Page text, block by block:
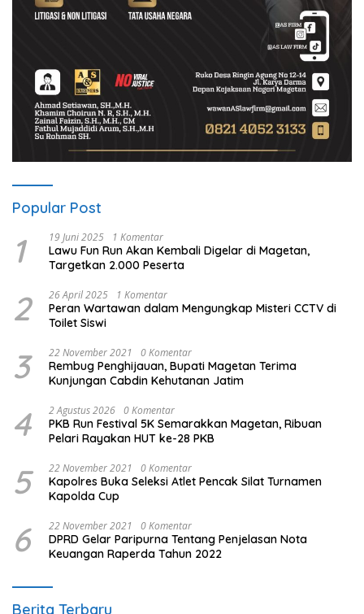
Popular Post
1 19 Juni 2025 1 Komentar
Lawu Fun Run Akan Kembali Digelar di Magetan,
Targetkan 2.000 Peserta
2 26 April 2025 1 Komentar
Peran Wartawan dalam Mengungkap Misteri CCTV di
Toilet Siswi
3 22 November 2021 0 Komentar
Rembug Penghijauan, Bupati Magetan Terima
Kunjungan Cabdin Kehutanan Jatim
4 2 Agustus 2026 0 Komentar
PKB Run Festival 5K Semarakkan Magetan, Ribuan
Pelari Rayakan HUT ke-28 PKB
5 22 November 2021 0 Komentar
Kapolres Buka Seleksi Atlet Pencak Silat Turnamen
Kapolda Cup
6 22 November 2021 0 Komentar
DPRD Gelar Paripurna Tentang Penjelasan Nota
Keuangan Raperda Tahun 2022
Berita Terbaru